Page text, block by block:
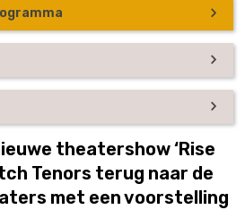
theatershow ‘Rise
Tenors terug naar de
met een voorstelling